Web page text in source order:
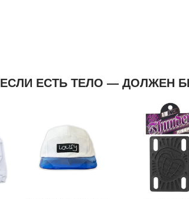
ЕСЛИ ЕСТЬ ТЕЛО — ДОЛЖЕН